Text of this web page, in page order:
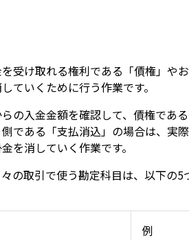
受け取れる権利である「債権」や
ていくために行う作業です。
らの入金金額を確認して、債権であ
である「支払消込」の場合は、実
を消していく作業です。
の取引で使う勘定科目は、以下の5
例